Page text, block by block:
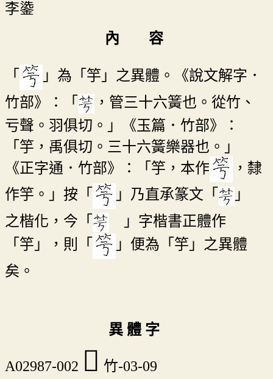
李鍌
內 容
「
」為「竽」之異體。《說文解字．
竹部》：「
，管三十六簧也。從竹、
亏聲。羽俱切。」《玉篇．竹部》：
「竽，禹俱切。三十六簧樂器也。」
《正字通．竹部》：「竽，本作
，隸
作竽。」按「
」乃直承篆文「
」
之楷化，今「
」字楷書正體作
「竽」，則「
」便為「竽」之異體
矣。
異 體 字
A02987-002 󴐿 竹-03-09